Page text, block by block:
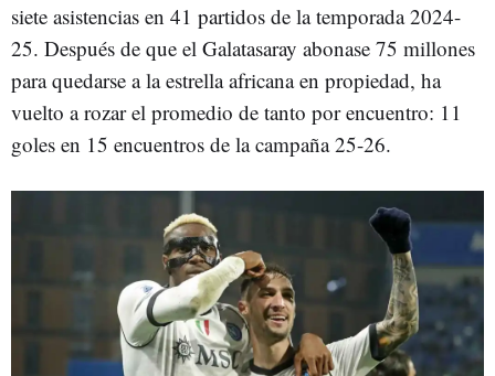
siete asistencias en 41 partidos de la temporada 2024-
25. Después de que el Galatasaray abonase 75 millones
para quedarse a la estrella africana en propiedad, ha
vuelto a rozar el promedio de tanto por encuentro: 11
goles en 15 encuentros de la campaña 25-26.